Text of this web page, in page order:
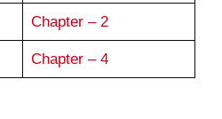
Chapter – 2
Chapter – 4